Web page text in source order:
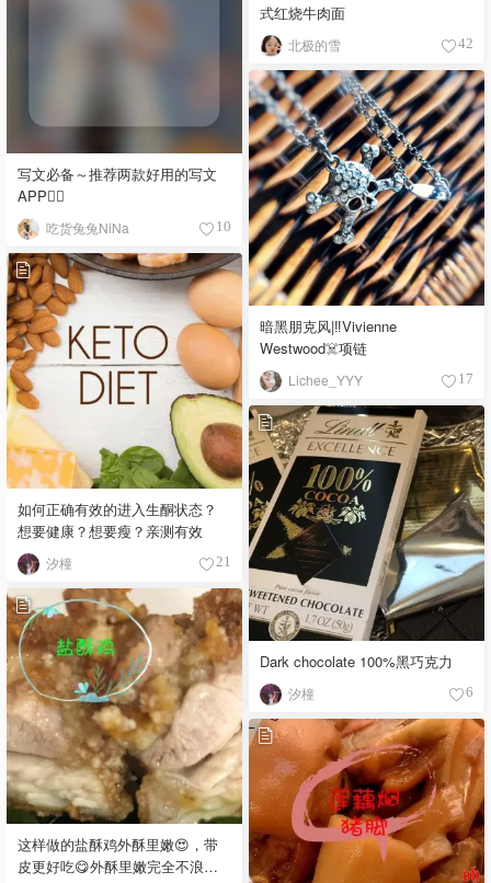
式红烧牛肉面
北极的雪 42
写文必备～推荐两款好用的写文
APP✍🏻
吃货兔兔NiNa 10
暗黑朋克风|‼️Vivienne
Westwood☠️项链
Lichee_YYY 17
如何正确有效的进入生酮状态？
想要健康？想要瘦？亲测有效
汐橦 21
Dark chocolate 100%黑巧克力
汐橦 6
这样做的盐酥鸡外酥里嫩😍，带
皮更好吃😋外酥里嫩完全不浪费